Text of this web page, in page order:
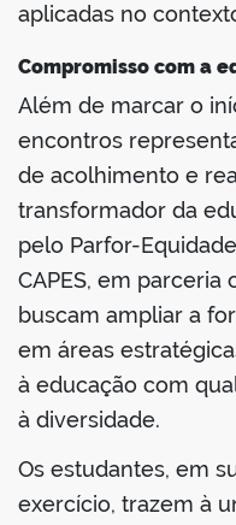
aplicadas no
Compromisso com a
Além de marcar o
encontros
de acolhimento e
transformador da
pelo Parfor-
CAPES, em parceria
buscam ampliar a
em áreas
à educação com
à diversidade.
Os estudantes, em
exercício, trazem à